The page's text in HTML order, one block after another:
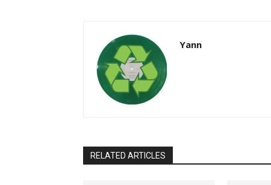
Yann
RELATED ARTICLES